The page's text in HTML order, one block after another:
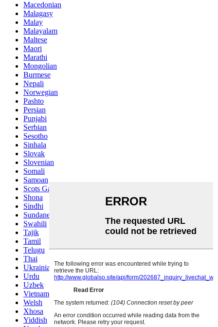
Macedonian
Malagasy
Malay
Malayalam
Maltese
Maori
Marathi
Mongolian
Burmese
Nepali
Norwegian
Pashto
Persian
Punjabi
Serbian
Sesotho
Sinhala
Slovak
Slovenian
Somali
Samoan
Scots Gaelic
Shona
Sindhi
Sundanese
Swahili
Tajik
Tamil
Telugu
Thai
Ukrainian
Urdu
Uzbek
Vietnamese
Welsh
Xhosa
Yiddish